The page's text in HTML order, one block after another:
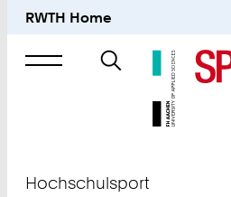
RWTH Home
Suche
nach
Hochschulsport